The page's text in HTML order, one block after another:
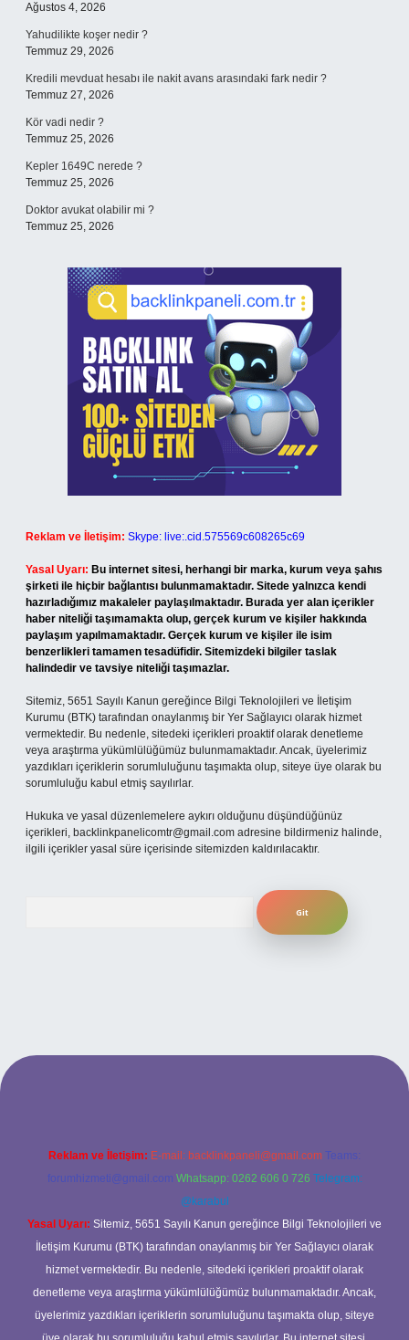
Ağustos 4, 2026
Yahudilikte koşer nedir ?
Temmuz 29, 2026
Kredili mevduat hesabı ile nakit avans arasındaki fark nedir ?
Temmuz 27, 2026
Kör vadi nedir ?
Temmuz 25, 2026
Kepler 1649C nerede ?
Temmuz 25, 2026
Doktor avukat olabilir mi ?
Temmuz 25, 2026
Reklam ve İletişim: Skype: live:.cid.575569c608265c69
Yasal Uyarı: Bu internet sitesi, herhangi bir marka, kurum veya şahıs
şirketi ile hiçbir bağlantısı bulunmamaktadır. Sitede yalnızca kendi
hazırladığımız makaleler paylaşılmaktadır. Burada yer alan içerikler
haber niteliği taşımamakta olup, gerçek kurum ve kişiler hakkında
paylaşım yapılmamaktadır. Gerçek kurum ve kişiler ile isim
benzerlikleri tamamen tesadüfidir. Sitemizdeki bilgiler taslak
halindedir ve tavsiye niteliği taşımazlar.
Sitemiz, 5651 Sayılı Kanun gereğince Bilgi Teknolojileri ve İletişim
Kurumu (BTK) tarafından onaylanmış bir Yer Sağlayıcı olarak hizmet
vermektedir. Bu nedenle, sitedeki içerikleri proaktif olarak denetleme
veya araştırma yükümlülüğümüz bulunmamaktadır. Ancak, üyelerimiz
yazdıkları içeriklerin sorumluluğunu taşımakta olup, siteye üye olarak bu
sorumluluğu kabul etmiş sayılırlar.
Hukuka ve yasal düzenlemelere aykırı olduğunu düşündüğünüz
içerikleri, backlinkpanelicomtr@gmail.com adresine bildirmeniz halinde,
ilgili içerikler yasal süre içerisinde sitemizden kaldırılacaktır.
giriş
Reklam ve İletişim: E-mail: backlinkpaneli@gmail.com Teams:
forumhizmeti@gmail.com Whatsapp: 0262 606 0 726 Telegram:
@karabul
Yasal Uyarı: Sitemiz, 5651 Sayılı Kanun gereğince Bilgi Teknolojileri ve
İletişim Kurumu (BTK) tarafından onaylanmış bir Yer Sağlayıcı olarak
hizmet vermektedir. Bu nedenle, sitedeki içerikleri proaktif olarak
denetleme veya araştırma yükümlülüğümüz bulunmamaktadır. Ancak,
üyelerimiz yazdıkları içeriklerin sorumluluğunu taşımakta olup, siteye